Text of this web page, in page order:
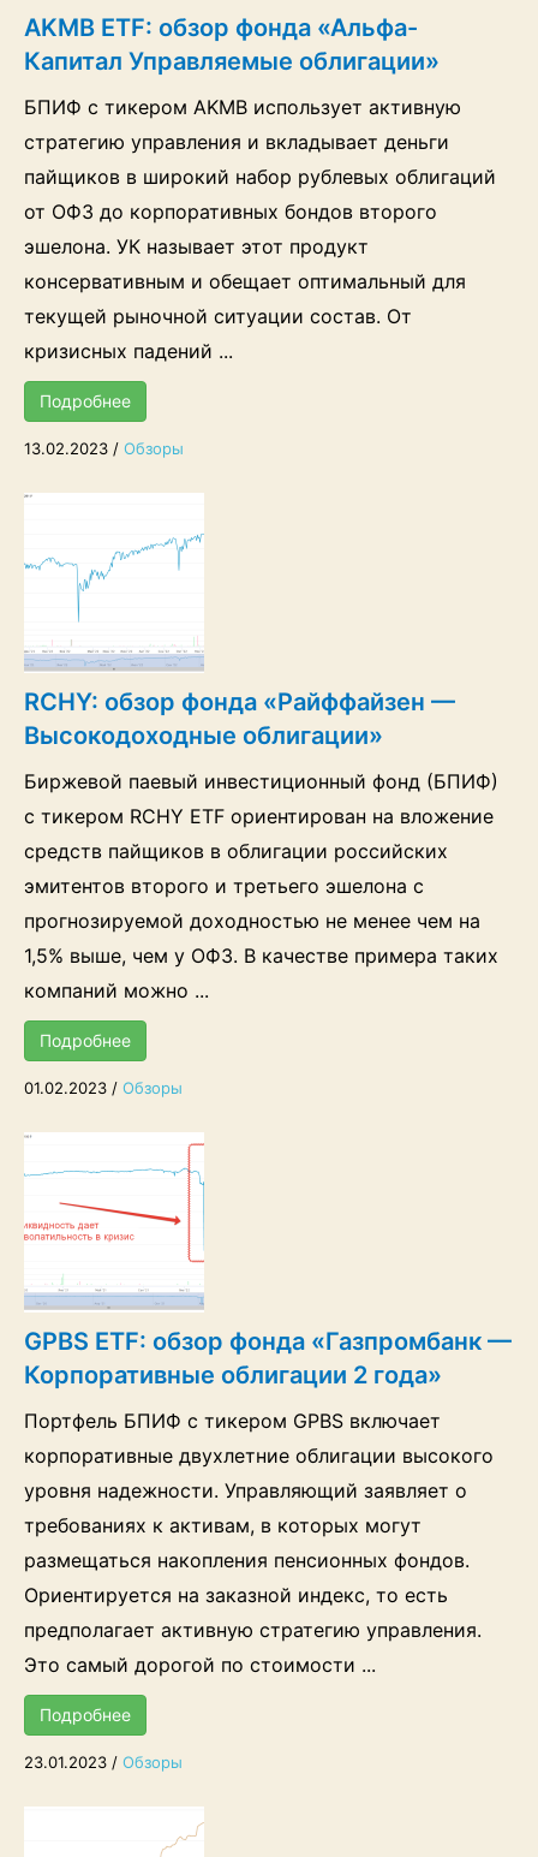
AKMB ETF: обзор фонда «Альфа-
Капитал Управляемые облигации»
БПИФ с тикером AKMB использует активную
стратегию управления и вкладывает деньги
пайщиков в широкий набор рублевых облигаций
от ОФЗ до корпоративных бондов второго
эшелона. УК называет этот продукт
консервативным и обещает оптимальный для
текущей рыночной ситуации состав. От
кризисных падений ...
Подробнее
13.02.2023 / Обзоры
RCHY: обзор фонда «Райффайзен —
Высокодоходные облигации»
Биржевой паевый инвестиционный фонд (БПИФ)
с тикером RCHY ETF ориентирован на вложение
средств пайщиков в облигации российских
эмитентов второго и третьего эшелона с
прогнозируемой доходностью не менее чем на
1,5% выше, чем у ОФЗ. В качестве примера таких
компаний можно ...
Подробнее
01.02.2023 / Обзоры
GPBS ETF: обзор фонда «Газпромбанк —
Корпоративные облигации 2 года»
Портфель БПИФ с тикером GPBS включает
корпоративные двухлетние облигации высокого
уровня надежности. Управляющий заявляет о
требованиях к активам, в которых могут
размещаться накопления пенсионных фондов.
Ориентируется на заказной индекс, то есть
предполагает активную стратегию управления.
Это самый дорогой по стоимости ...
Подробнее
23.01.2023 / Обзоры